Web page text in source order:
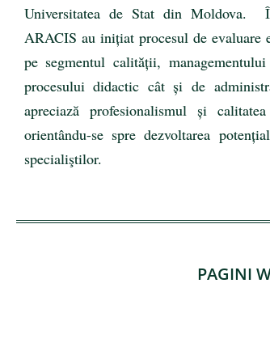
Universitatea de Stat din Moldova.
ARACIS au inițiat procesul de
pe segmentul calității,
procesului didactic cât și de
apreciază profesionalismul și
orientându-se spre dezvoltarea
specialiştilor.
PAGINI